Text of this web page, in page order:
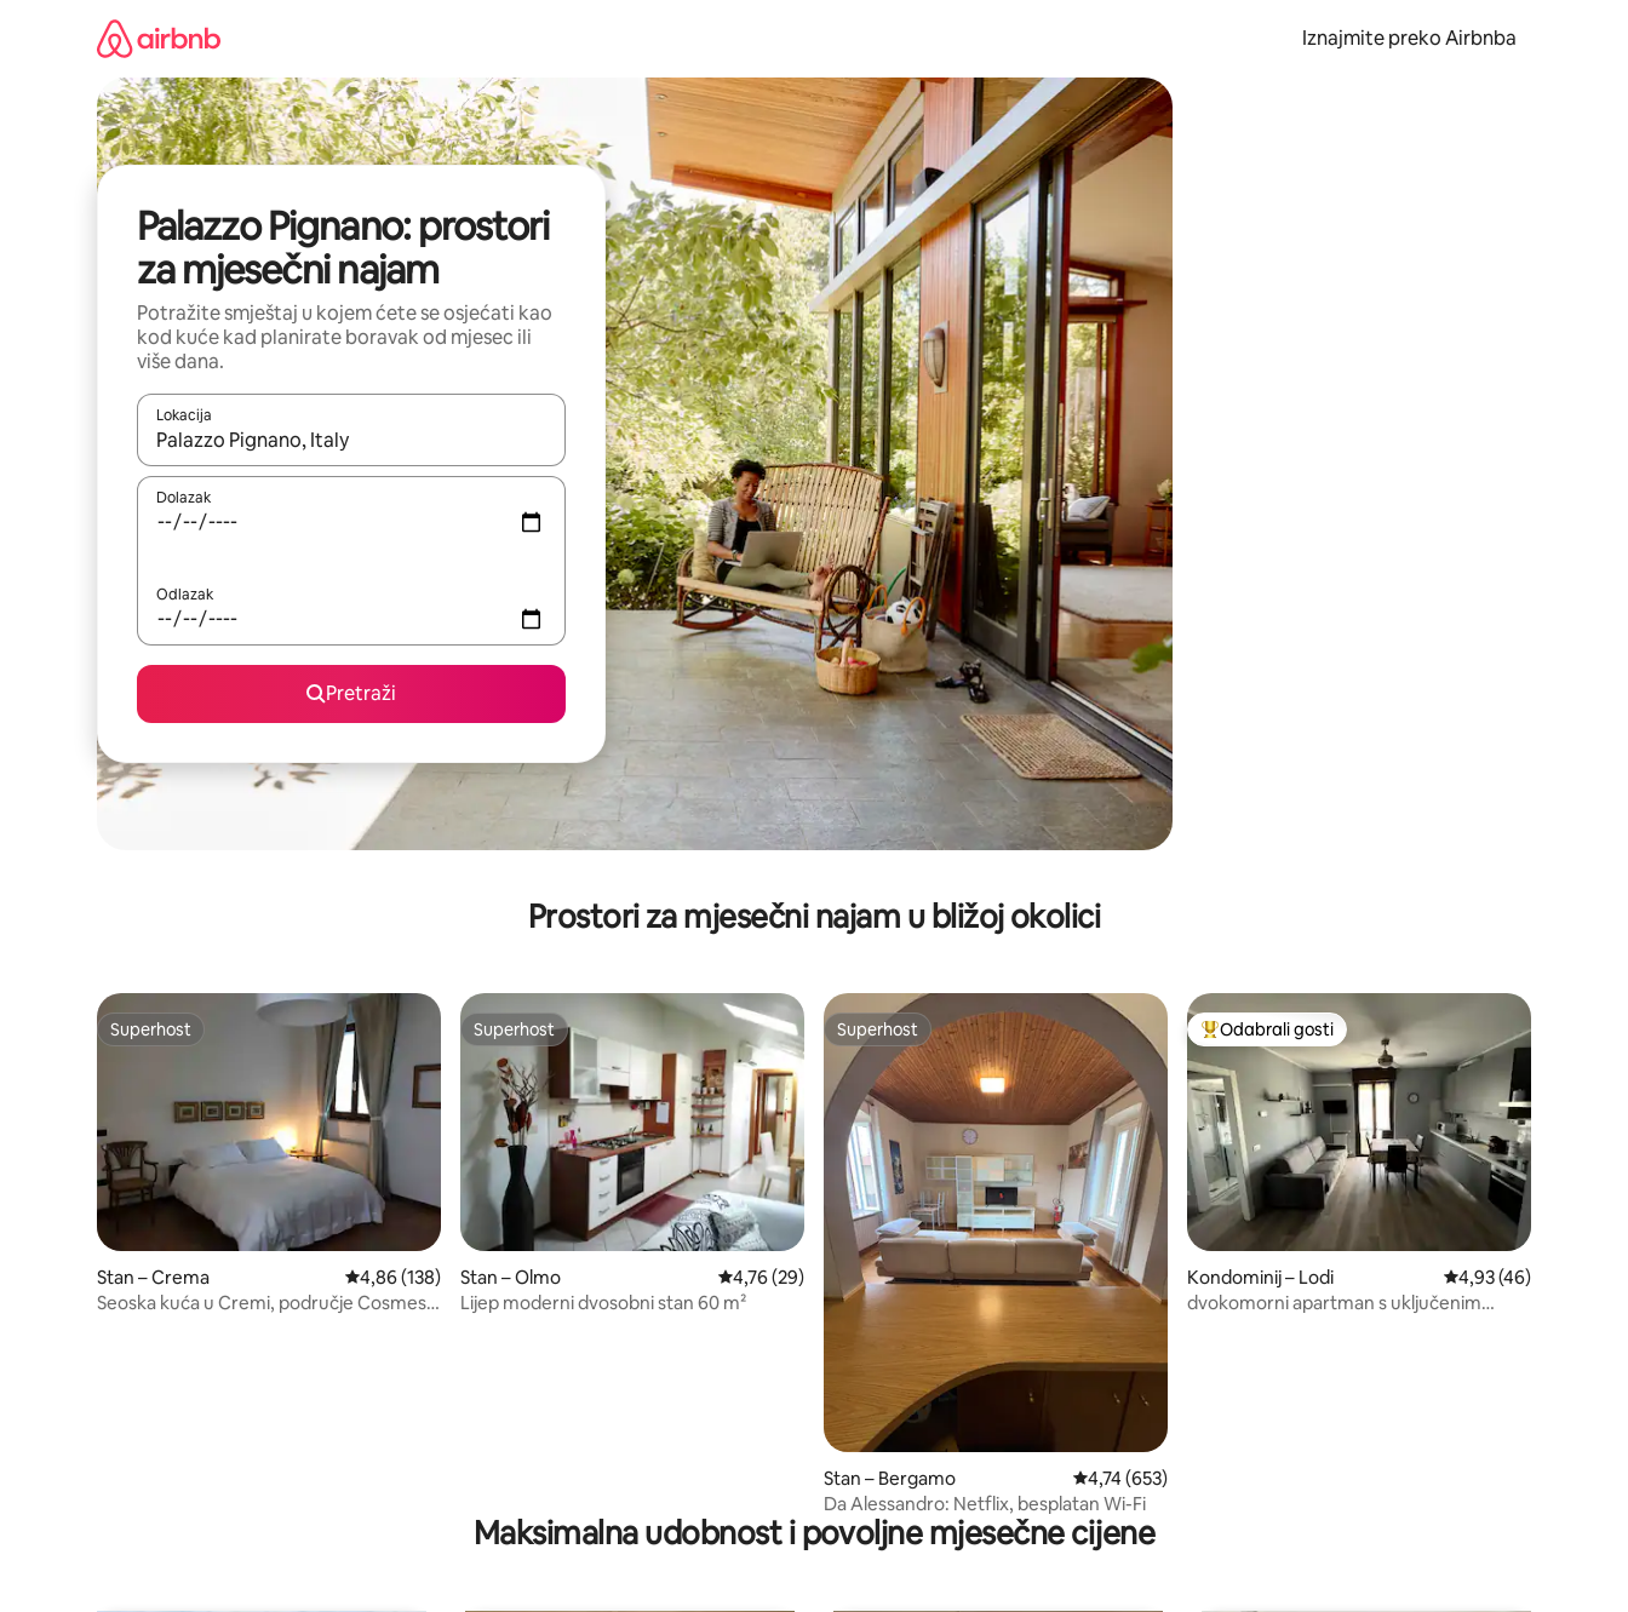
Iznajmite preko Airbnba
Palazzo Pignano: prostori
za mjesečni najam
Potražite smještaj u kojem ćete se osjećati kao
kod kuće kad planirate boravak od mjesec ili
više dana.
Lokacija
Kada budu dostupni rezultati, moći ćete ih pregledati koristeći se strelicama prema gore i prema dolje, kao i dodirom ili prelaskom prstom po zaslonu.
Dolazak
Odlazak
Pretraži
Prostori za mjesečni najam u bližoj okolici
Superhost
Superhost
Stan – Crema Prosječna ocjena: 4,86/5, recenzija: 138
4,86 (138)
Seoska kuća u Cremi, područje Cosmesy
Superhost
Superhost
Stan – Olmo Prosječna ocjena: 4,76/5, recenzija: 29
4,76 (29)
Lijep moderni dvosobni stan 60 m²
Superhost
Superhost
Stan – Bergamo Prosječna ocjena: 4,74/5, recenzija: 653
4,74 (653)
Da Alessandro: Netflix, besplatan Wi-Fi
Među najviše rangiranima s oznakom „Odabrali gosti”
Odabrali gosti
Kondominij – Lodi Prosječna ocjena:
4,93 (46)
dvokomorni apartman s uključenim
Maksimalna udobnost i povoljne mjesečne cijene